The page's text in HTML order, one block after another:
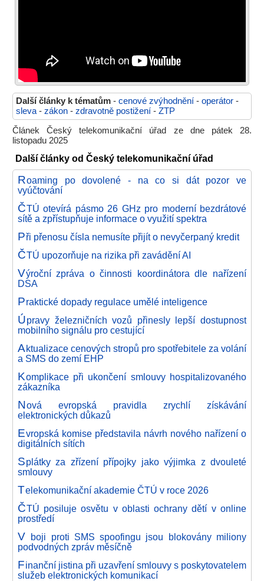
Další články k tématům - cenové zvýhodnění - operátor -
sleva - zákon - zdravotně postižení - ZTP
Článek Český telekomunikační úřad ze dne pátek 28.
listopadu 2025
Další články od Český telekomunikační úřad
Roaming po dovolené - na co si dát pozor ve
vyúčtování
ČTÚ otevírá pásmo 26 GHz pro moderní bezdrátové
sítě a zpřístupňuje informace o využití spektra
Při přenosu čísla nemusíte přijít o nevyčerpaný kredit
ČTÚ upozorňuje na rizika při zavádění AI
Výroční zpráva o činnosti koordinátora dle nařízení
DSA
Praktické dopady regulace umělé inteligence
Úpravy železničních vozů přinesly lepší dostupnost
mobilního signálu pro cestující
Aktualizace cenových stropů pro spotřebitele za volání
a SMS do zemí EHP
Komplikace při ukončení smlouvy hospitalizovaného
zákazníka
Nová evropská pravidla zrychlí získávání
elektronických důkazů
Evropská komise představila návrh nového nařízení o
digitálních sítích
Splátky za zřízení přípojky jako výjimka z dvouleté
smlouvy
Telekomunikační akademie ČTÚ v roce 2026
ČTÚ posiluje osvětu v oblasti ochrany dětí v online
prostředí
V boji proti SMS spoofingu jsou blokovány miliony
podvodných zpráv měsíčně
Finanční jistina při uzavření smlouvy s poskytovatelem
služeb elektronických komunikací